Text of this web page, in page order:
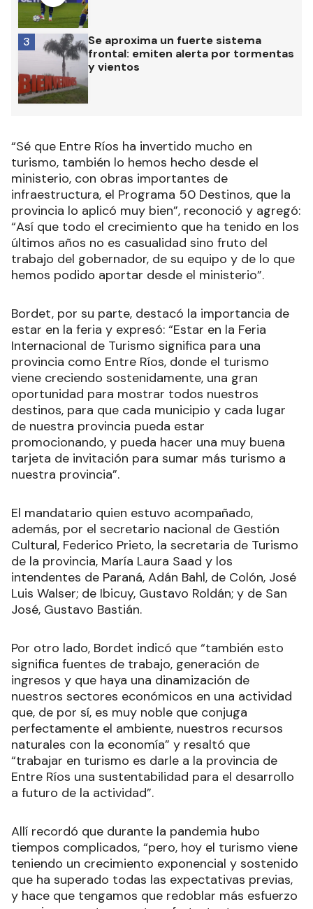
Se aproxima un fuerte sistema
frontal: emiten alerta por tormentas
y vientos
3
“Sé que Entre Ríos ha invertido mucho en
turismo, también lo hemos hecho desde el
ministerio, con obras importantes de
infraestructura, el Programa 50 Destinos, que la
provincia lo aplicó muy bien”, reconoció y agregó:
“Así que todo el crecimiento que ha tenido en los
últimos años no es casualidad sino fruto del
trabajo del gobernador, de su equipo y de lo que
hemos podido aportar desde el ministerio”.
Bordet, por su parte, destacó la importancia de
estar en la feria y expresó: “Estar en la Feria
Internacional de Turismo significa para una
provincia como Entre Ríos, donde el turismo
viene creciendo sostenidamente, una gran
oportunidad para mostrar todos nuestros
destinos, para que cada municipio y cada lugar
de nuestra provincia pueda estar
promocionando, y pueda hacer una muy buena
tarjeta de invitación para sumar más turismo a
nuestra provincia”.
El mandatario quien estuvo acompañado,
además, por el secretario nacional de Gestión
Cultural, Federico Prieto, la secretaria de Turismo
de la provincia, María Laura Saad y los
intendentes de Paraná, Adán Bahl, de Colón, José
Luis Walser; de Ibicuy, Gustavo Roldán; y de San
José, Gustavo Bastián.
Por otro lado, Bordet indicó que “también esto
significa fuentes de trabajo, generación de
ingresos y que haya una dinamización de
nuestros sectores económicos en una actividad
que, de por sí, es muy noble que conjuga
perfectamente el ambiente, nuestros recursos
naturales con la economía” y resaltó que
“trabajar en turismo es darle a la provincia de
Entre Ríos una sustentabilidad para el desarrollo
a futuro de la actividad”.
Allí recordó que durante la pandemia hubo
tiempos complicados, “pero, hoy el turismo viene
teniendo un crecimiento exponencial y sostenido
que ha superado todas las expectativas previas,
y hace que tengamos que redoblar más esfuerzo